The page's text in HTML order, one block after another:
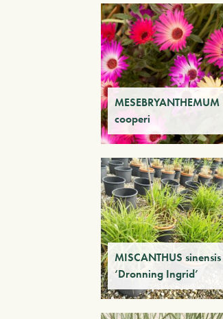
MESEBRYANTHEMUM
cooperi
MISCANTHUS sinensis
‘Dronning Ingrid’